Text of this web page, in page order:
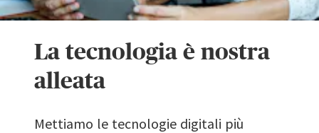
La tecnologia è nostra
alleata
Mettiamo le tecnologie digitali più